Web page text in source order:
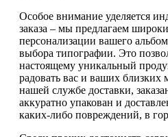
Особое внимание уделяется
заказа – мы предлагаем
персонализации вашего
выбора типографии. Это
настоящему уникальный
радовать вас и ваших близких
нашей службе доставки,
аккуратно упакован и
каких-либо повреждений, в